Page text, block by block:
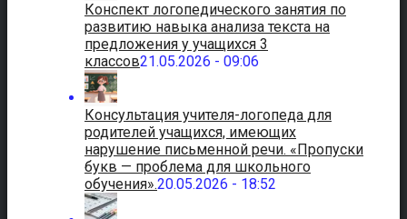
Конспект логопедического занятия по
развитию навыка анализа текста на
предложения у учащихся 3
классов21.05.2026 - 09:06
Консультация учителя-логопеда для
родителей учащихся, имеющих
нарушение письменной речи. «Пропуски
букв — проблема для школьного
обучения».20.05.2026 - 18:52